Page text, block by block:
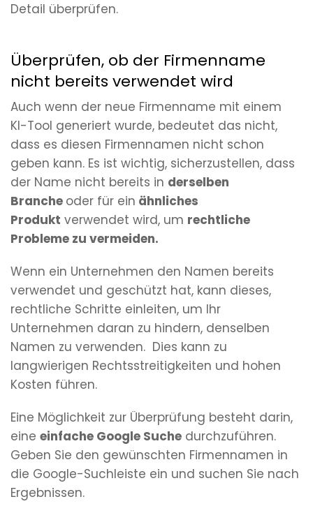
Detail überprüfen.
Überprüfen, ob der Firmenname
nicht bereits verwendet wird
Auch wenn der neue Firmenname mit einem
KI-Tool generiert wurde, bedeutet das nicht,
dass es diesen Firmennamen nicht schon
geben kann. Es ist wichtig, sicherzustellen, dass
der Name nicht bereits in derselben
Branche oder für ein ähnliches
Produkt verwendet wird, um rechtliche
Probleme zu vermeiden.
Wenn ein Unternehmen den Namen bereits
verwendet und geschützt hat, kann dieses,
rechtliche Schritte einleiten, um Ihr
Unternehmen daran zu hindern, denselben
Namen zu verwenden. Dies kann zu
langwierigen Rechtsstreitigkeiten und hohen
Kosten führen.
Eine Möglichkeit zur Überprüfung besteht darin,
eine einfache Google Suche durchzuführen.
Geben Sie den gewünschten Firmennamen in
die Google-Suchleiste ein und suchen Sie nach
Ergebnissen.